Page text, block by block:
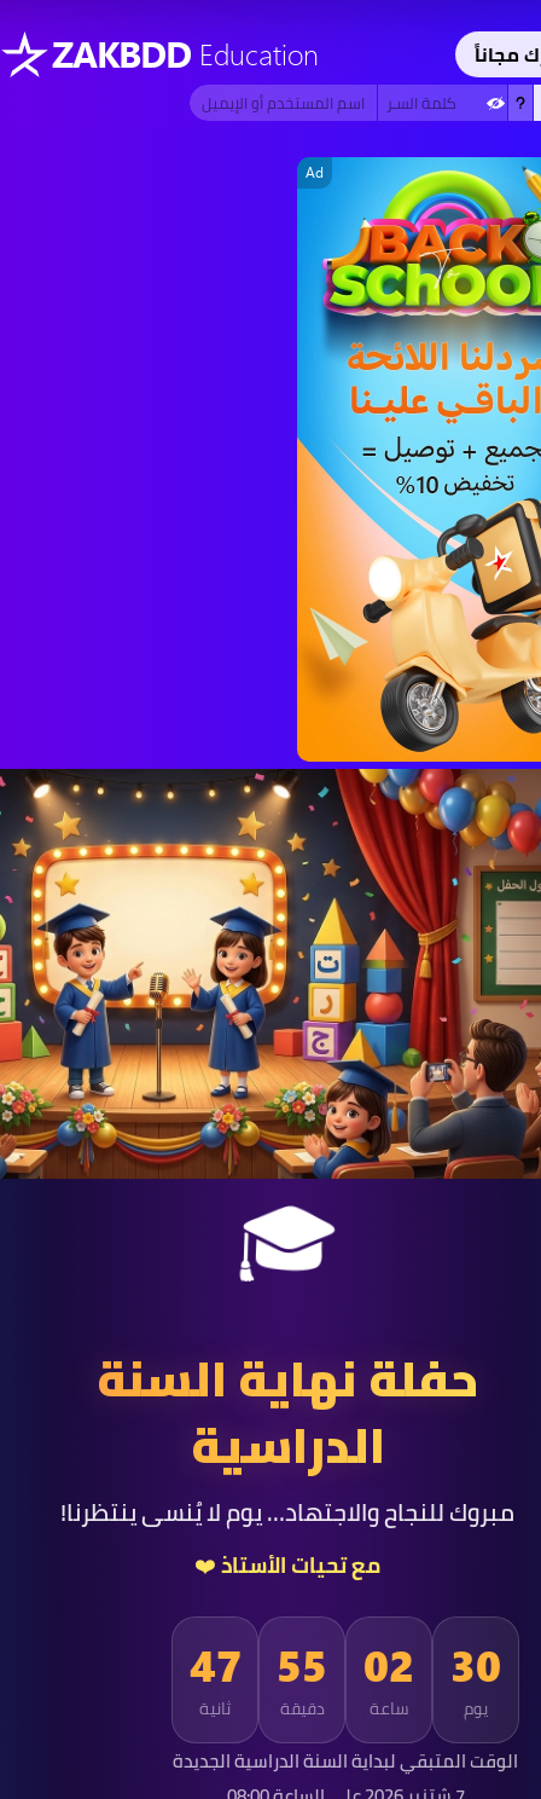
ZAKBDD Education مجاناً
Ad
🎓
حفلة نهاية السنة
الدراسية
مبروك للنجاح والاجتهاد… يوم لا يُنسى ينتظرنا!
مع تحيات الأستاذ ❤️
30
يوم
02
ساعة
55
دقيقة
45
ثانية
الوقت المتبقي لبداية السنة الدراسية الجديدة